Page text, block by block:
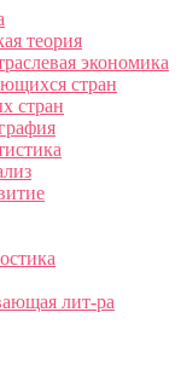
теория
экономика
стран
стран
лит-ра